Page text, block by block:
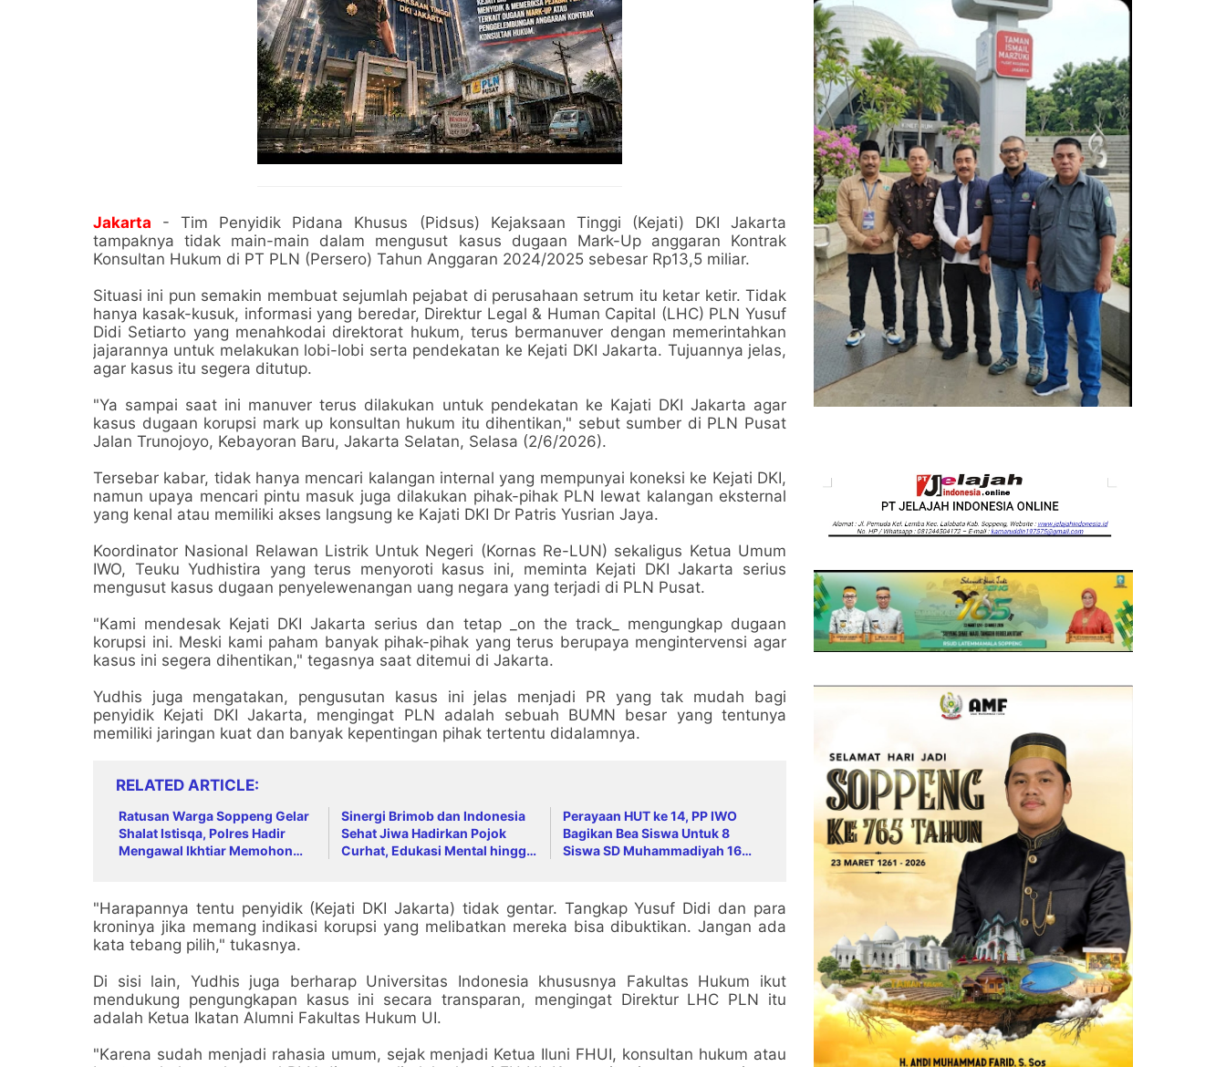
Jakarta - Tim Penyidik Pidana Khusus (Pidsus) Kejaksaan Tinggi (Kejati) DKI Jakarta
tampaknya tidak main-main dalam mengusut kasus dugaan Mark-Up anggaran Kontrak
Konsultan Hukum di PT PLN (Persero) Tahun Anggaran 2024/2025 sebesar Rp13,5 miliar.
Situasi ini pun semakin membuat sejumlah pejabat di perusahaan setrum itu ketar ketir. Tidak
hanya kasak-kusuk, informasi yang beredar, Direktur Legal & Human Capital (LHC) PLN Yusuf
Didi Setiarto yang menahkodai direktorat hukum, terus bermanuver dengan memerintahkan
jajarannya untuk melakukan lobi-lobi serta pendekatan ke Kejati DKI Jakarta. Tujuannya jelas,
agar kasus itu segera ditutup.
"Ya sampai saat ini manuver terus dilakukan untuk pendekatan ke Kajati DKI Jakarta agar
kasus dugaan korupsi mark up konsultan hukum itu dihentikan," sebut sumber di PLN Pusat
Jalan Trunojoyo, Kebayoran Baru, Jakarta Selatan, Selasa (2/6/2026).
Tersebar kabar, tidak hanya mencari kalangan internal yang mempunyai koneksi ke Kejati DKI,
namun upaya mencari pintu masuk juga dilakukan pihak-pihak PLN lewat kalangan eksternal
yang kenal atau memiliki akses langsung ke Kajati DKI Dr Patris Yusrian Jaya.
Koordinator Nasional Relawan Listrik Untuk Negeri (Kornas Re-LUN) sekaligus Ketua Umum
IWO, Teuku Yudhistira yang terus menyoroti kasus ini, meminta Kejati DKI Jakarta serius
mengusut kasus dugaan penyelewenangan uang negara yang terjadi di PLN Pusat.
"Kami mendesak Kejati DKI Jakarta serius dan tetap _on the track_ mengungkap dugaan
korupsi ini. Meski kami paham banyak pihak-pihak yang terus berupaya mengintervensi agar
kasus ini segera dihentikan," tegasnya saat ditemui di Jakarta.
Yudhis juga mengatakan, pengusutan kasus ini jelas menjadi PR yang tak mudah bagi
penyidik Kejati DKI Jakarta, mengingat PLN adalah sebuah BUMN besar yang tentunya
memiliki jaringan kuat dan banyak kepentingan pihak tertentu didalamnya.
RELATED ARTICLE
Ratusan Warga Soppeng Gelar
Shalat Istisqa, Polres Hadir
Mengawal Ikhtiar Memohon
Sinergi Brimob dan Indonesia
Sehat Jiwa Hadirkan Pojok
Curhat, Edukasi Mental hingga
Perayaan HUT ke 14, PP IWO
Bagikan Bea Siswa Untuk 8
Siswa SD Muhammadiyah 16
"Harapannya tentu penyidik (Kejati DKI Jakarta) tidak gentar. Tangkap Yusuf Didi dan para
kroninya jika memang indikasi korupsi yang melibatkan mereka bisa dibuktikan. Jangan ada
kata tebang pilih," tukasnya.
Di sisi lain, Yudhis juga berharap Universitas Indonesia khususnya Fakultas Hukum ikut
mendukung pengungkapan kasus ini secara transparan, mengingat Direktur LHC PLN itu
adalah Ketua Ikatan Alumni Fakultas Hukum UI.
"Karena sudah menjadi rahasia umum, sejak menjadi Ketua Iluni FHUI, konsultan hukum atau